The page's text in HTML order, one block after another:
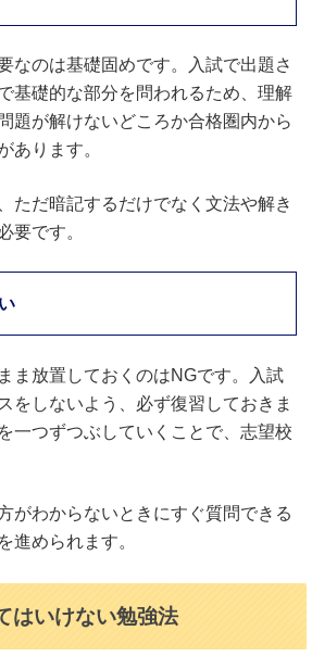
なのは基礎固めです。入試で出題さ
基礎的な部分を問われるため、理解
題が解けないどころか合格圏内から
あります。
ただ暗記するだけでなく文法や解き
要です。
ま放置しておくのはNGです。入試
をしないよう、必ず復習しておきま
一つずつぶしていくことで、志望校
がわからないときにすぐ質問できる
進められます。
はいけない勉強法